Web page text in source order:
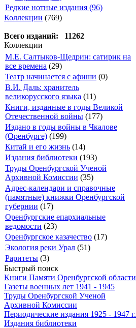
Редкие нотные издания (96)
Коллекции (769)
Всего изданий: 11262
Коллекции
М.Е. Салтыков-Щедрин: сатирик на
все времена (29)
Театр начинается с афиши (0)
В.И. Даль: хранитель
великорусского языка (11)
Книги, изданные в годы Великой
Отечественной войны (177)
Издано в годы войны в Чкалове
(Оренбурге) (199)
Китай и его жизнь (14)
Издания библиотеки (193)
Труды Оренбургской Ученой
Архивной Комиссии (35)
Адрес-календари и справочные
(памятные) книжки Оренбургской
губернии (17)
Оренбургские епархиальные
ведомости (23)
Оренбургское казачество (17)
Экология реки Урал (51)
Раритеты (3)
Быстрый поиск
Книги Памяти Оренбургской области
Газеты военных лет 1941 - 1945
Труды Оренбургской Ученой
Архивной Комиссии
Периодические издания 1925 - 1947 г.
Издания библиотеки